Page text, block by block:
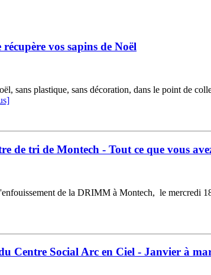
vos sapins de Noël
sans plastique, sans décoration, dans le point de
de tri de Montech - Tout ce que vous
de la DRIMM à Montech, le mercredi
Centre Social Arc en Ciel - Janvier à